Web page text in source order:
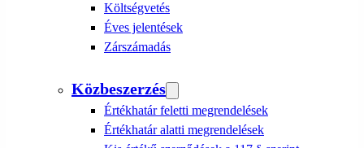
Költségvetés
Éves jelentések
Zárszámadás
Közbeszerzés
Értékhatár feletti megrendelések
Értékhatár alatti megrendelések